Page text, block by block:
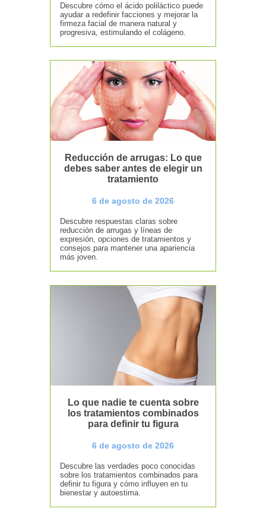
Descubre cómo el ácido poliláctico puede
ayudar a redefinir facciones y mejorar la
firmeza facial de manera natural y
progresiva, estimulando el colágeno.
Reducción de arrugas: Lo que
debes saber antes de elegir un
tratamiento
6 de agosto de 2026
Descubre respuestas claras sobre
reducción de arrugas y líneas de
expresión, opciones de tratamientos y
consejos para mantener una apariencia
más joven.
Lo que nadie te cuenta sobre
los tratamientos combinados
para definir tu figura
6 de agosto de 2026
Descubre las verdades poco conocidas
sobre los tratamientos combinados para
definir tu figura y cómo influyen en tu
bienestar y autoestima.